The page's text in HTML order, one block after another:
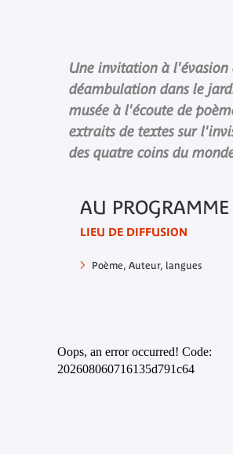
Une invitation à l'évasion
déambulation dans le
musée à l'écoute de
extraits de textes sur
des quatre coins du
AU PROGRAMME
LIEU DE DIFFUSION
Poème, Auteur, langues
Oops, an error occurred! Code:
202608060716135d791c64